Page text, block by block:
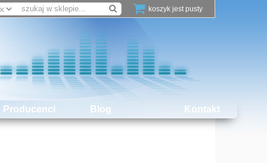
koszyk jest pusty
Producenci Blog Kontakt